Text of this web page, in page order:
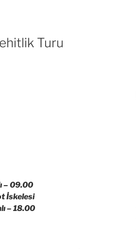
Turu
– 09.00
İskelesi
– 18.00